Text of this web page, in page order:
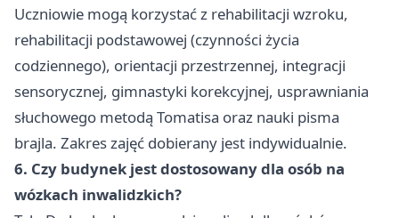
Uczniowie mogą korzystać z rehabilitacji wzroku,
rehabilitacji podstawowej (czynności życia
codziennego), orientacji przestrzennej, integracji
sensorycznej, gimnastyki korekcyjnej, usprawniania
słuchowego metodą Tomatisa oraz nauki pisma
brajla. Zakres zajęć dobierany jest indywidualnie.
6. Czy budynek jest dostosowany dla osób na
wózkach inwalidzkich?